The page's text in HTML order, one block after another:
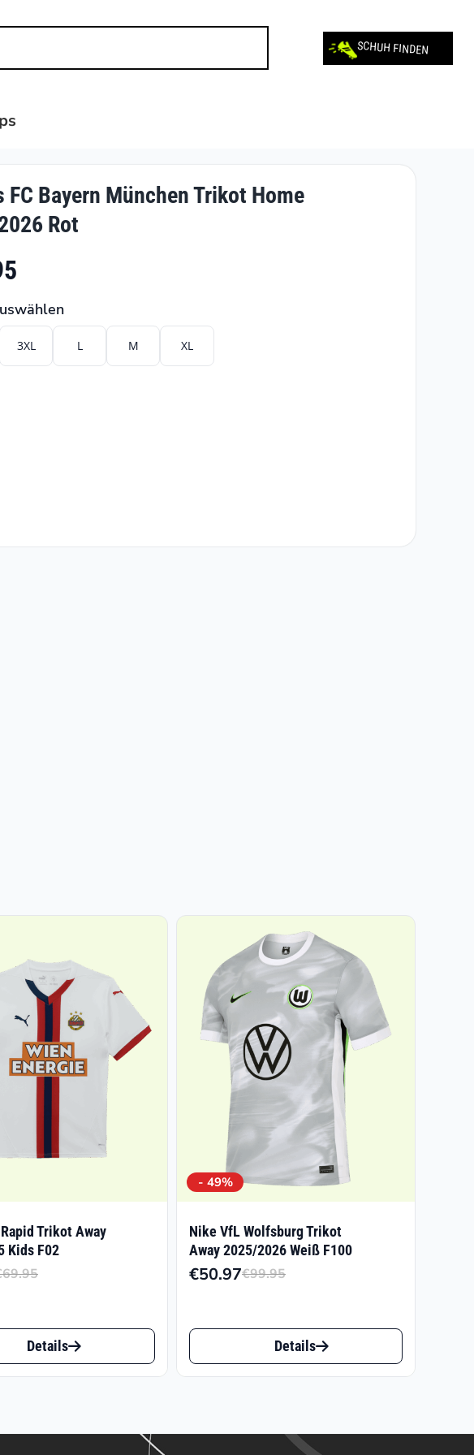
SCHUH FINDEN
FC Bayern München Trikot Home
Rot
3XL L M XL
Trikot Away
Kids F02
69.95
war:
€69.95
ist:
€35.67.
Details
- 49%
Nike VfL Wolfsburg Trikot
Away 2025/2026 Weiß F100
€99.95
war:
€99.95
€50.97
ist:
€50.97.
Dieses
Produkt
Details